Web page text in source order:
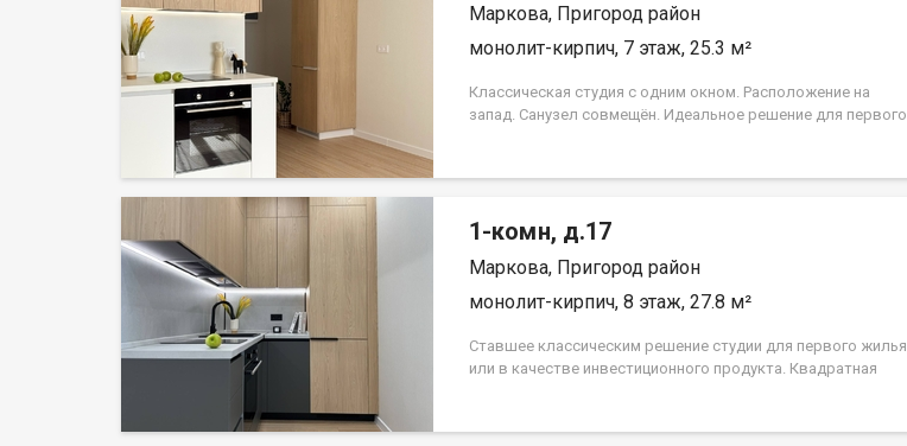
Маркова, Пригород район
монолит-кирпич, 7 этаж, 25.3 м²
Классическая студия с одним окном. Расположение на
запад. Санузел совмещён. Идеальное решение для первого
1-комн, д.17
Маркова, Пригород район
монолит-кирпич, 8 этаж, 27.8 м²
Ставшее классическим решение студии для первого жилья
или в качестве инвестиционного продукта. Квадратная
Иркутск»